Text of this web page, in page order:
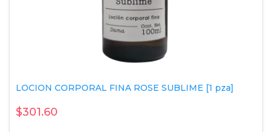
LOCION CORPORAL FINA ROSE SUBLIME [1 pza]
$301.60